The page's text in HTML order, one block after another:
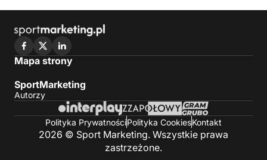
Mapa strony
SportMarketing
Autorzy
Polityka PrywatnościPolityka CookiesKontakt
2026 © Sport Marketing. Wszystkie prawa
zastrzeżone.